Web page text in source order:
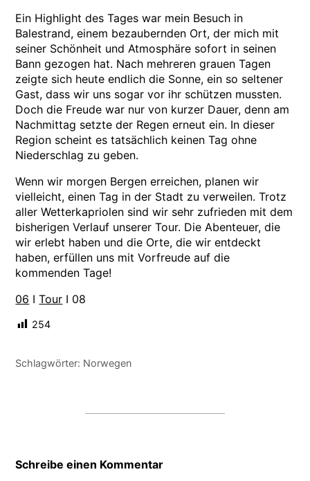
Ein Highlight des Tages war mein Besuch in
Balestrand, einem bezaubernden Ort, der mich mit
seiner Schönheit und Atmosphäre sofort in seinen
Bann gezogen hat. Nach mehreren grauen Tagen
zeigte sich heute endlich die Sonne, ein so seltener
Gast, dass wir uns sogar vor ihr schützen mussten.
Doch die Freude war nur von kurzer Dauer, denn am
Nachmittag setzte der Regen erneut ein. In dieser
Region scheint es tatsächlich keinen Tag ohne
Niederschlag zu geben.
Wenn wir morgen Bergen erreichen, planen wir
vielleicht, einen Tag in der Stadt zu verweilen. Trotz
aller Wetterkapriolen sind wir sehr zufrieden mit dem
bisherigen Verlauf unserer Tour. Die Abenteuer, die
wir erlebt haben und die Orte, die wir entdeckt
haben, erfüllen uns mit Vorfreude auf die
kommenden Tage!
06 ITour I 08
254
Schlagwörter: Norwegen
Schreibe einen Kommentar